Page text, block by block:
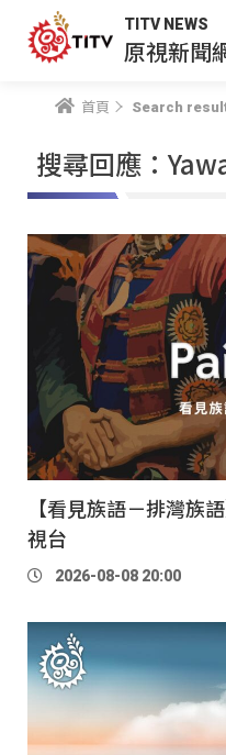
TITV NEWS
原視新聞
首頁 Search
搜尋回應：
【看見族語－排灣族
視台
2026-08-08 20:00